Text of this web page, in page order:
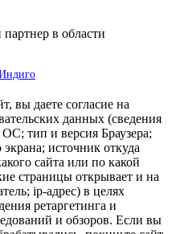
в области
вы даете согласие на
данных (сведения
тип и версия Браузера;
источник откуда
сайта или по какой
страницы открывает и на
ip-адрес) в целях
ретаргетинга и
и обзоров. Если вы